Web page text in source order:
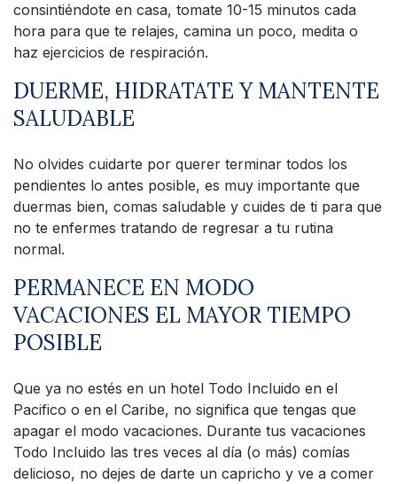
consintiéndote en casa, tomate 10-15 minutos cada
hora para que te relajes, camina un poco, medita o
haz ejercicios de respiración.
DUERME, HIDRATATE Y MANTENTE
SALUDABLE
No olvides cuidarte por querer terminar todos los
pendientes lo antes posible, es muy importante que
duermas bien, comas saludable y cuides de ti para que
no te enfermes tratando de regresar a tu rutina
normal.
PERMANECE EN MODO
VACACIONES EL MAYOR TIEMPO
POSIBLE
Que ya no estés en un hotel Todo Incluido en el
Pacifico o en el Caribe, no significa que tengas que
apagar el modo vacaciones. Durante tus vacaciones
Todo Incluido las tres veces al día (o más) comías
delicioso, no dejes de darte un capricho y ve a comer